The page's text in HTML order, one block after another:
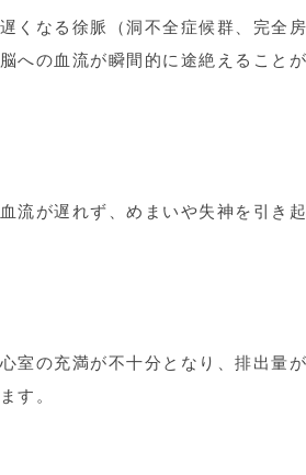
くなる徐脈（洞不全症候群、完全
への血流が瞬間的に途絶えることが
流が遅れず、めまいや失神を引き
室の充満が不十分となり、排出量
す。